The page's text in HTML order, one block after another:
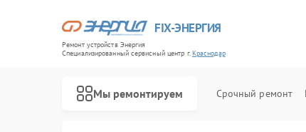
FIX-ЭНЕРГИЯ
Ремонт устройств Энергия
Специализированный cервисный центр г.Краснодар
Мы ремонтируем Срочный ремонт